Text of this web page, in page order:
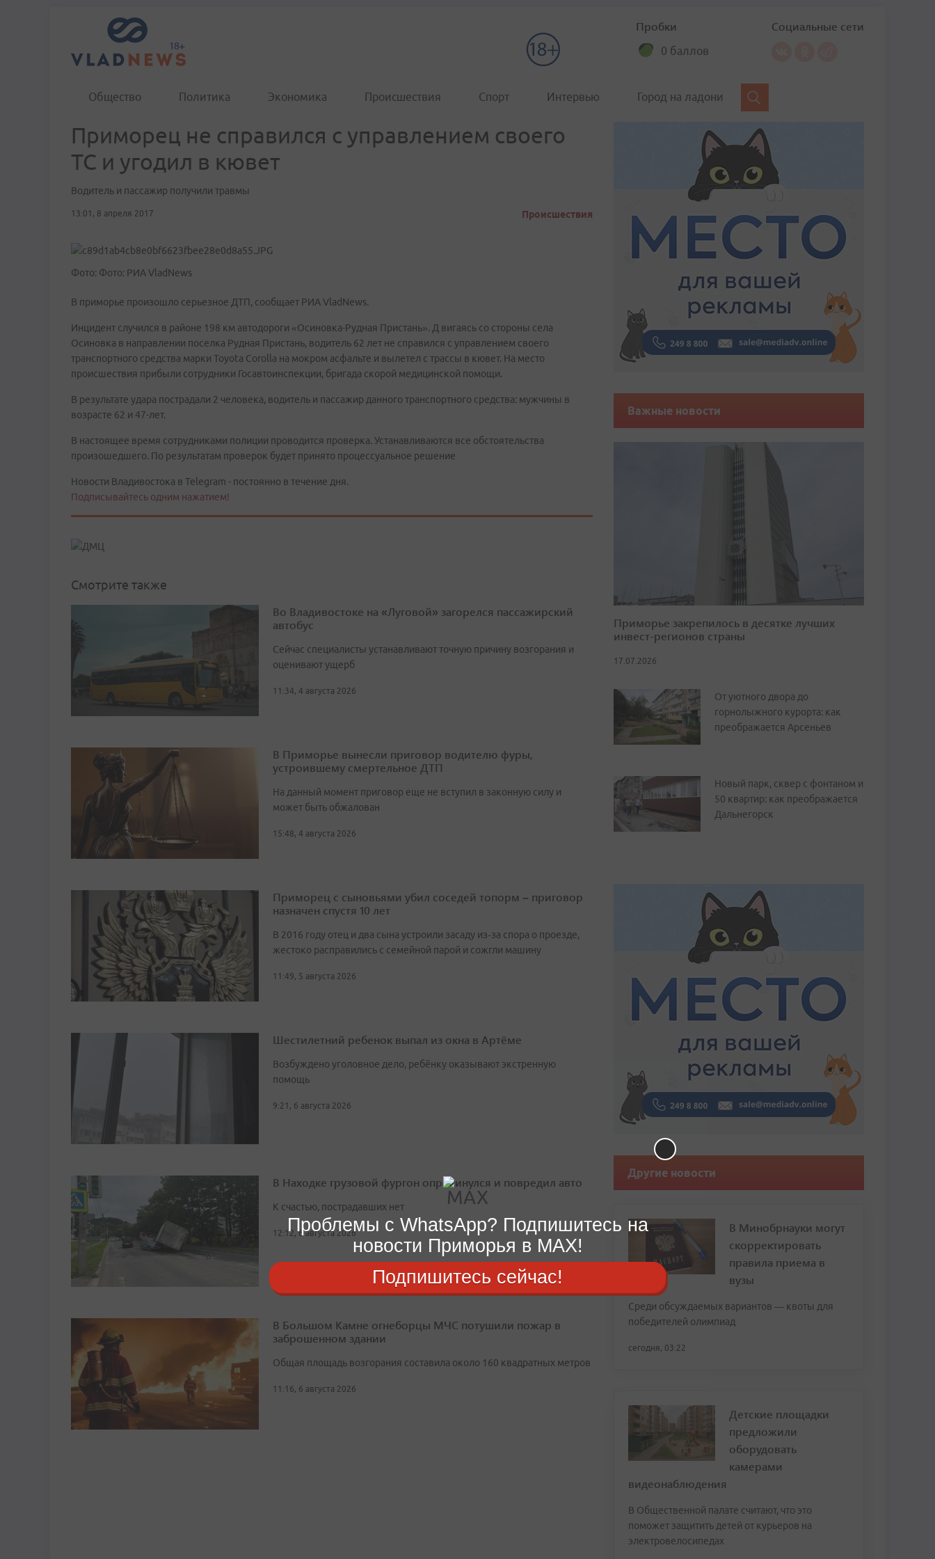
Пробки
0 баллов
Социальные сети
Общество Политика Экономика Происшествия Спорт Интервью Город на ладони
Приморец не справился с управлением своего
ТС и угодил в кювет
Водитель и пассажир получили травмы
13:01, 8 апреля 2017 Происшествия
Фото: Фото: РИА VladNews
В приморье произошло серьезное ДТП, сообщает РИА VladNews.
Инцидент случился в районе 198 км автодороги «Осиновка-Рудная Пристань». Д вигаясь со стороны села
Осиновка в направлении поселка Рудная Пристань, водитель 62 лет не справился с управлением своего
транспортного средства марки Toyota Corolla на мокром асфальте и вылетел с трассы в кювет. На место
происшествия прибыли сотрудники Госавтоинспекции, бригада скорой медицинской помощи.
В результате удара пострадали 2 человека, водитель и пассажир данного транспортного средства: мужчины в
возрасте 62 и 47-лет.
В настоящее время сотрудниками полиции проводится проверка. Устанавливаются все обстоятельства
произошедшего. По результатам проверок будет принято процессуальное решение
Новости Владивостока в Telegram - постоянно в течение дня.
Подписывайтесь одним нажатием!
Смотрите также
Во Владивостоке на «Луговой» загорелся пассажирский
автобус
Сейчас специалисты устанавливают точную причину возгорания и
оценивают ущерб
11:34, 4 августа 2026
В Приморье вынесли приговор водителю фуры,
устроившему смертельное ДТП
На данный момент приговор еще не вступил в законную силу и
может быть обжалован
15:48, 4 августа 2026
Приморец с сыновьями убил соседей топорм – приговор
назначен спустя 10 лет
В 2016 году отец и два сына устроили засаду из‑за спора о проезде,
жестоко расправились с семейной парой и сожгли машину
11:49, 5 августа 2026
Шестилетний ребенок выпал из окна в Артёме
Возбуждено уголовное дело, ребёнку оказывают экстренную
помощь
9:21, 6 августа 2026
В Находке грузовой фургон опрокинулся и повредил авто
К счастью, пострадавших нет
12:12, 6 августа 2026
В Большом Камне огнеборцы МЧС потушили пожар в
заброшенном здании
Общая площадь возгорания составила около 160 квадратных метров
11:16, 6 августа 2026
Важные новости
Приморье закрепилось в десятке лучших
инвест-регионов страны
17.07.2026
От уютного двора до
горнолыжного курорта: как
преображается Арсеньев
Новый парк, сквер с фонтаном и
50 квартир: как преображается
Дальнегорск
Другие новости
В Минобрнауки могут
скорректировать
правила приема в
вузы
Среди обсуждаемых вариантов — квоты для
победителей олимпиад
сегодня, 03:22
Детские площадки
предложили
оборудовать
камерами
видеонаблюдения
В Общественной палате считают, что это
поможет защитить детей от курьеров на
электровелосипедах
Проблемы с WhatsApp? Подпишитесь на
новости Приморья в MAX!
Подпишитесь сейчас!